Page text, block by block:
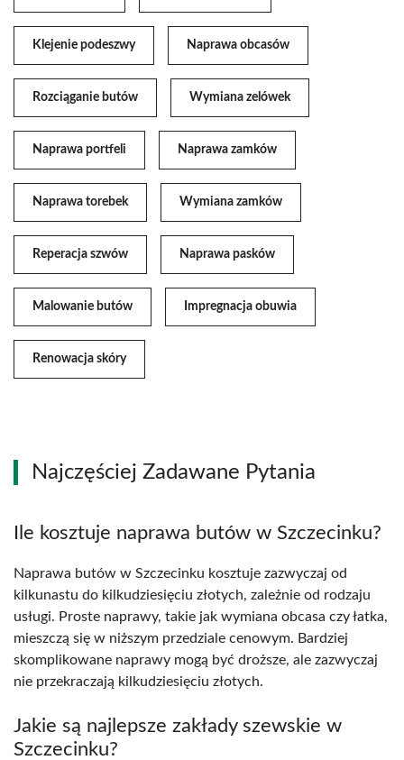
Klejenie podeszwy Naprawa obcasów
Rozciąganie butów Wymiana zelówek
Naprawa portfeli Naprawa zamków
Naprawa torebek Wymiana zamków
Reperacja szwów Naprawa pasków
Malowanie butów Impregnacja obuwia
Renowacja skóry
Najczęściej Zadawane Pytania
Ile kosztuje naprawa butów w Szczecinku?
Naprawa butów w Szczecinku kosztuje zazwyczaj od
kilkunastu do kilkudziesięciu złotych, zależnie od rodzaju
usługi. Proste naprawy, takie jak wymiana obcasa czy łatka,
mieszczą się w niższym przedziale cenowym. Bardziej
skomplikowane naprawy mogą być droższe, ale zazwyczaj
nie przekraczają kilkudziesięciu złotych.
Jakie są najlepsze zakłady szewskie w
Szczecinku?